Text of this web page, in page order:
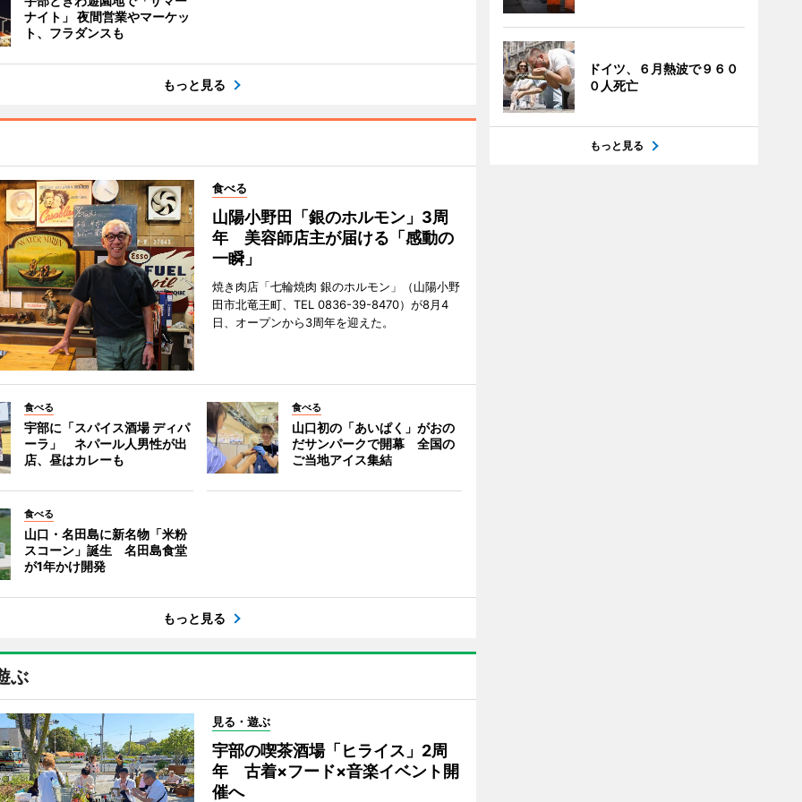
ナイト」 夜間営業やマーケッ
ト、フラダンスも
もっと見る
食べる
山陽小野田「銀のホルモン」3周
年 美容師店主が届ける「感動の
一瞬」
焼き肉店「七輪焼肉 銀のホルモン」（山陽小野
田市北竜王町、TEL 0836-39-8470）が8月4
日、オープンから3周年を迎えた。
食べる
宇部に「スパイス酒場 ディパ
ーラ」 ネパール人男性が出
店、昼はカレーも
食べる
山口初の「あいぱく」がおの
だサンパークで開幕 全国の
ご当地アイス集結
食べる
山口・名田島に新名物「米粉
スコーン」誕生 名田島食堂
が1年かけ開発
もっと見る
ぶ
見る・遊ぶ
宇部の喫茶酒場「ヒライス」2周
年 古着×フード×音楽イベント開
催へ
ドイツ、６月熱波で９６０
０人死亡
もっと見る